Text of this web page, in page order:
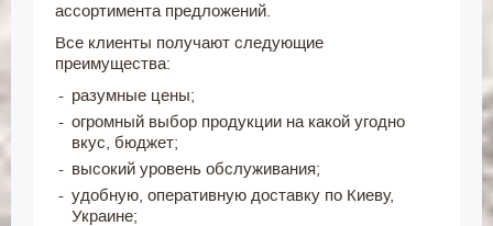
ассортимента предложений.
Все клиенты получают следующие
преимущества:
разумные цены;
огромный выбор продукции на какой угодно
вкус, бюджет;
высокий уровень обслуживания;
удобную, оперативную доставку по Киеву,
Украине;